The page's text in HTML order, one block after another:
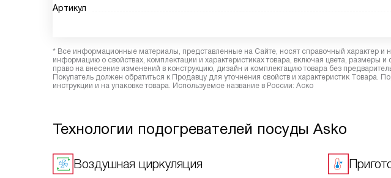
Артикул
* Все информационные материалы, представленные на Сайте, носят справочный характер и
информацию о свойствах, комплектации и характеристиках товара, включая цвета, размеры
право на внесение изменений в конструкцию, дизайн и комплектацию товара без
Покупатель должен обратиться к Продавцу для уточнения свойств и характеристик Товара.
инструкции и на упаковке товара. Используемое название в России: Аско
Технологии подогревателей посуды Asko
Воздушная циркуляция